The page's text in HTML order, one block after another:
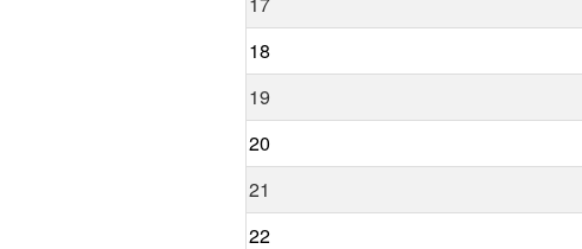
18
19
20
21
22